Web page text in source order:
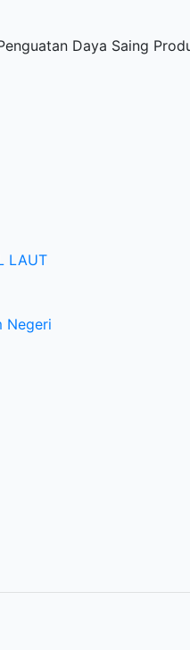
Daya Saing
LAUT
Negeri